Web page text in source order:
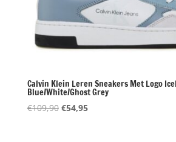
Calvin Klein Leren Sneakers Met Logo
Blue/White/Ghost Grey
€109,90 Oorspronkelijke
€54,95Huidige